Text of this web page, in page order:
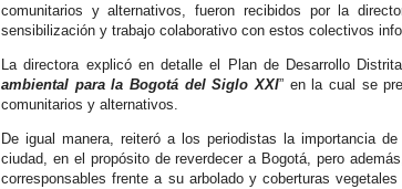
comunitarios y alternativos, fueron recibidos por la
sensibilización y trabajo colaborativo con estos colectivos
La directora explicó en detalle el Plan de Desarrollo
ambiental para la Bogotá del Siglo XXI” en la cual se
comunitarios y alternativos.
De igual manera, reiteró a los periodistas la importancia
ciudad, en el propósito de reverdecer a Bogotá, pero
corresponsables frente a su arbolado y coberturas